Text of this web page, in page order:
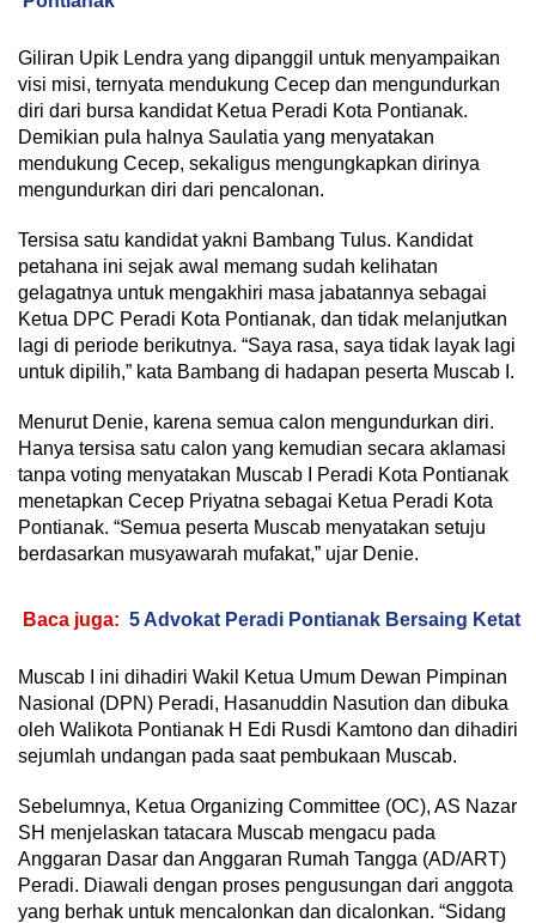
Giliran Upik Lendra yang dipanggil untuk menyampaikan
visi misi, ternyata mendukung Cecep dan mengundurkan
diri dari bursa kandidat Ketua Peradi Kota Pontianak.
Demikian pula halnya Saulatia yang menyatakan
mendukung Cecep, sekaligus mengungkapkan dirinya
mengundurkan diri dari pencalonan.
Tersisa satu kandidat yakni Bambang Tulus. Kandidat
petahana ini sejak awal memang sudah kelihatan
gelagatnya untuk mengakhiri masa jabatannya sebagai
Ketua DPC Peradi Kota Pontianak, dan tidak melanjutkan
lagi di periode berikutnya. “Saya rasa, saya tidak layak lagi
untuk dipilih,” kata Bambang di hadapan peserta Muscab I.
Menurut Denie, karena semua calon mengundurkan diri.
Hanya tersisa satu calon yang kemudian secara aklamasi
tanpa voting menyatakan Muscab I Peradi Kota Pontianak
menetapkan Cecep Priyatna sebagai Ketua Peradi Kota
Pontianak. “Semua peserta Muscab menyatakan setuju
berdasarkan musyawarah mufakat,” ujar Denie.
Baca juga: 5 Advokat Peradi Pontianak Bersaing Ketat
Muscab I ini dihadiri Wakil Ketua Umum Dewan Pimpinan
Nasional (DPN) Peradi, Hasanuddin Nasution dan dibuka
oleh Walikota Pontianak H Edi Rusdi Kamtono dan dihadiri
sejumlah undangan pada saat pembukaan Muscab.
Sebelumnya, Ketua Organizing Committee (OC), AS Nazar
SH menjelaskan tatacara Muscab mengacu pada
Anggaran Dasar dan Anggaran Rumah Tangga (AD/ART)
Peradi. Diawali dengan proses pengusungan dari anggota
yang berhak untuk mencalonkan dan dicalonkan. “Sidang